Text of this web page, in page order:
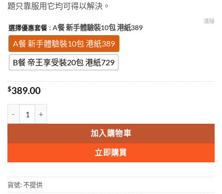
題只靠服用它均可得以解決。
選擇優惠套餐 : A餐 新手體驗裝10包 港紙389
A餐 新手體驗裝10包 港紙389
B餐 帝王享受裝20包 港紙729
清除
$389.00
加入購物車
立即購買
貨號:不提供